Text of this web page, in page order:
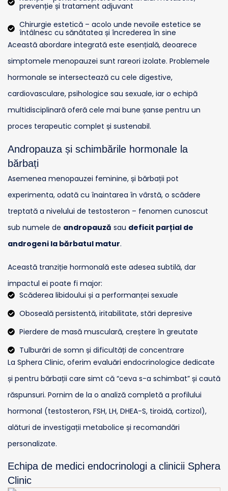
prevenție și tratament adjuvant
Chirurgie estetică – acolo unde nevoile estetice se
întâlnesc cu sănătatea și încrederea în sine
Această abordare integrată este esențială, deoarece
simptomele menopauzei sunt rareori izolate. Problemele
hormonale se intersectează cu cele digestive,
cardiovasculare, psihologice sau sexuale, iar o echipă
multidisciplinară oferă cele mai bune șanse pentru un
proces terapeutic complet și sustenabil.
Andropauza și schimbările hormonale la
bărbați
Asemenea menopauzei feminine, și bărbații pot
experimenta, odată cu înaintarea în vârstă, o scădere
treptată a nivelului de testosteron – fenomen cunoscut
sub numele de andropauză sau deficit parțial de
androgeni la bărbatul matur.
Această tranziție hormonală este adesea subtilă, dar
impactul ei poate fi major:
Scăderea libidoului și a performanței sexuale
Oboseală persistentă, iritabilitate, stări depresive
Pierdere de masă musculară, creștere în greutate
Tulburări de somn și dificultăți de concentrare
La Sphera Clinic, oferim evaluări endocrinologice dedicate
și pentru bărbații care simt că “ceva s-a schimbat” și caută
răspunsuri. Pornim de la o analiză completă a profilului
hormonal (testosteron, FSH, LH, DHEA-S, tiroidă, cortizol),
alături de investigații metabolice și recomandări
personalizate.
Echipa de medici endocrinologi a clinicii Sphera
Clinic